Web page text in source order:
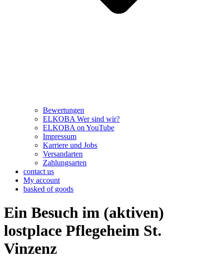
Bewertungen
ELKOBA Wer sind wir?
ELKOBA on YouTube
Impressum
Karriere und Jobs
Versandarten
Zahlungsarten
contact us
My account
basked of goods
Ein Besuch im (aktiven)
lostplace Pflegeheim St.
Vinzenz